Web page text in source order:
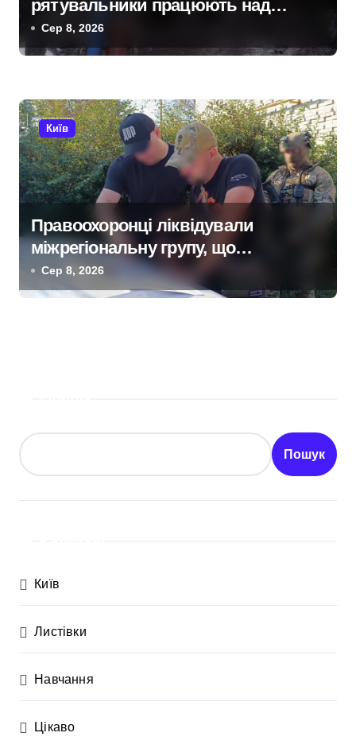
рятувальники працюють над
наслідками масованої атаки в
Київському регіоні
Сер 8, 2026
Київ
Правоохоронці ліквідували
міжрегіональну групу, що
займалася вивезенням дезертирів
з військових частин Київщини та
Сер 8, 2026
Пошук
Київ
Листівки
Навчання
Цікаво